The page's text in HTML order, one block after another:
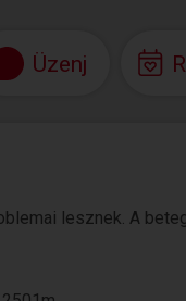
Üzenj
lesznek. A